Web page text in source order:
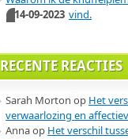
vind.
14-09-2023
RECENTE REACTIES
Sarah Morton op Het
verwaarlozing en
Annaop Het verschil